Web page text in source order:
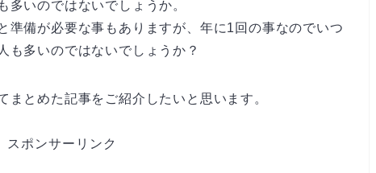
多いのではないでしょうか。
準備が必要な事もありますが、年に1回の事なのでいつ
も多いのではないでしょうか？
とめた記事をご紹介したいと思います。
スポンサーリンク